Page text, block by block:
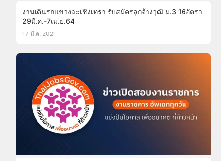
งานเดินรถแขวงฉะเชิงเทรา รับสมัครลูกจ้างวุฒิ ม.3 16อัตรา
29มี.ค.-7เม.ย.64
17 มี.ค. 2021